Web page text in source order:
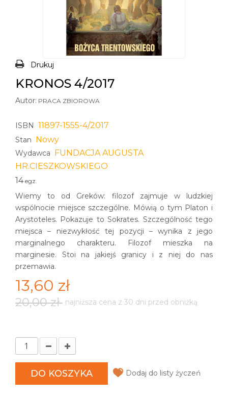
Drukuj
KRONOS 4/2017
Autor: PRACA ZBIOROWA
ISBN 11897-1555-4/2017
Stan Nowy
Wydawca FUNDACJA AUGUSTA
HR.CIESZKOWSKIEGO
14 egz.
Wiemy to od Greków: filozof zajmuje w ludzkiej
wspólnocie miejsce szczególne. Mówią o tym Platon i
Arystoteles. Pokazuje to Sokrates. Szczególność tego
miejsca – niezwykłość tej pozycji – wynika z jego
marginalnego charakteru. Filozof mieszka na
marginesie. Stoi na jakiejś granicy i z niej do nas
przemawia.
13,60 zł
20,00 zł najniższa cena z 30 dni przed obniżką
DO KOSZYKA Dodaj do listy życzeń